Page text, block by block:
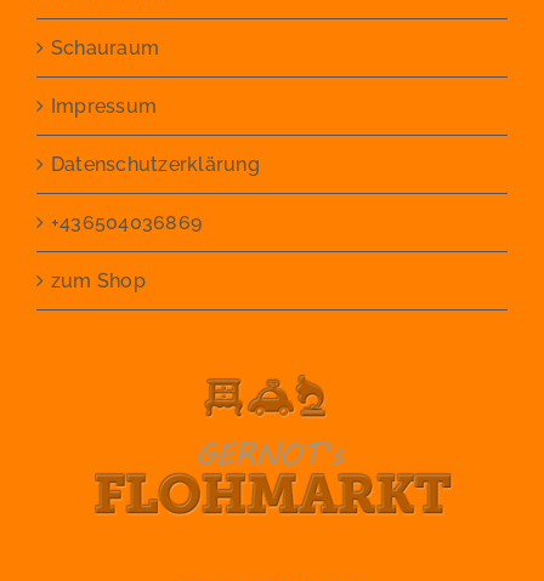
Schauraum
Impressum
Datenschutzerklärung
+436504036869
zum Shop